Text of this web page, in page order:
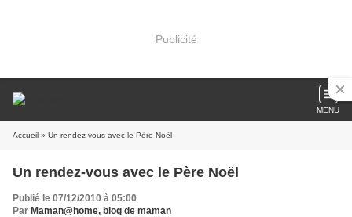
Publicité
MENU
Accueil » Un rendez-vous avec le Père Noël
Un rendez-vous avec le Père Noël
Publié le 07/12/2010 à 05:00
Par Maman@home, blog de maman